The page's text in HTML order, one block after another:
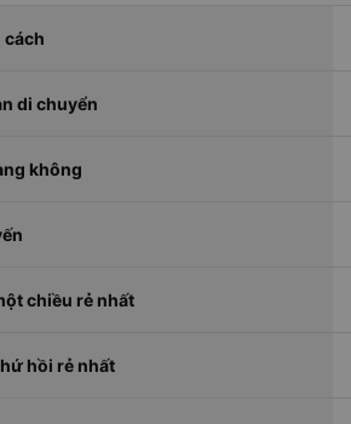
cách
di chuyển
không
chiều rẻ nhất
hồi rẻ nhất